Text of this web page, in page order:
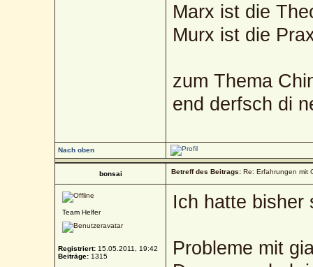
Marx ist die
Murx ist die
zum Thema
end derfsch di
Nach oben
bonsai Betreff des Beitrags: Re: Erfahrungen mit
Team Helfer
Registriert: 15.05.2011, 19:42
Beiträge: 1315
Ich hatte
Probleme mit